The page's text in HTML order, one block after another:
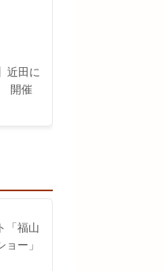
近田に
開催
「福山
ー」